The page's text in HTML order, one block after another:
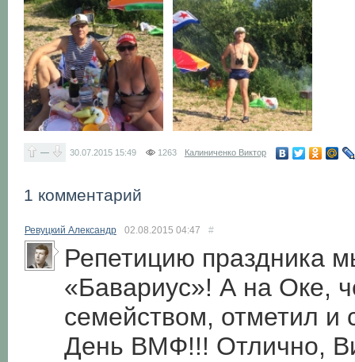
— 30.07.2015 15:49 1263 Калиниченко Виктор
1 комментарий
Ревуцкий Александр 02.08.2015 04:47 #
Репетицию праздника
«Бавариус»! А на Оке,
семейством, отметил
День ВМФ!!! Отлично,